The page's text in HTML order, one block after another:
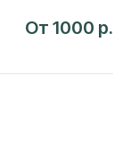
От 1000 р.